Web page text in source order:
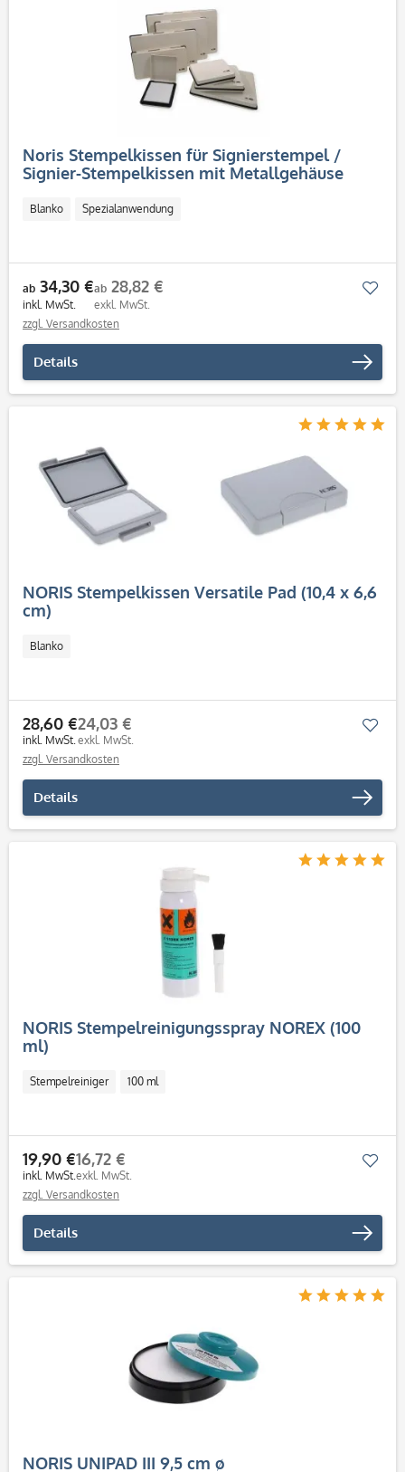
Noris Stempelkissen für Signierstempel /
Signier-Stempelkissen mit Metallgehäuse
Blanko Spezialanwendung
ab 34,30 €
inkl. MwSt.
ab 28,82 €
exkl. MwSt.
zzgl. Versandkosten
Details
NORIS Stempelkissen Versatile Pad (10,4 x 6,6
cm)
Blanko
28,60 €
inkl. MwSt.
24,03 €
exkl. MwSt.
zzgl. Versandkosten
Details
NORIS Stempelreinigungsspray NOREX (100
ml)
Stempelreiniger 100 ml
19,90 €
inkl. MwSt.
16,72 €
exkl. MwSt.
zzgl. Versandkosten
Details
NORIS UNIPAD III 9,5 cm ø